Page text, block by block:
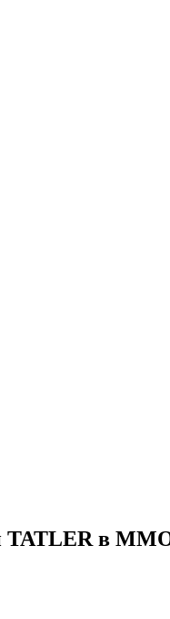
и TATLER в